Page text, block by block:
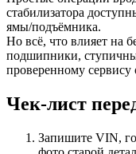
стабилизатора
ямы/подъёмника.
Но всё, что влияет на
подшипники,
проверенному
Чек-лист
Запишите VIN,